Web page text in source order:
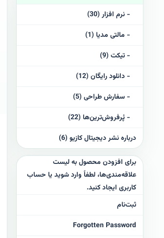
- نرم افزار (30)
- مالتی مدیا (1)
- تيکت (9)
- دانلود رايگان (12)
- سفارش طراحی (5)
- پُرفرو‌ش‌ترین‌ها (22)
درباره نشر دیجیتال کازیو (6)
برای افزودن محصول به لیست
علاقه‌مندی‌ها، لطفاً وارد شوید یا حساب
کاربری ایجاد کنید.
ثبت‌نام
Forgotten Password